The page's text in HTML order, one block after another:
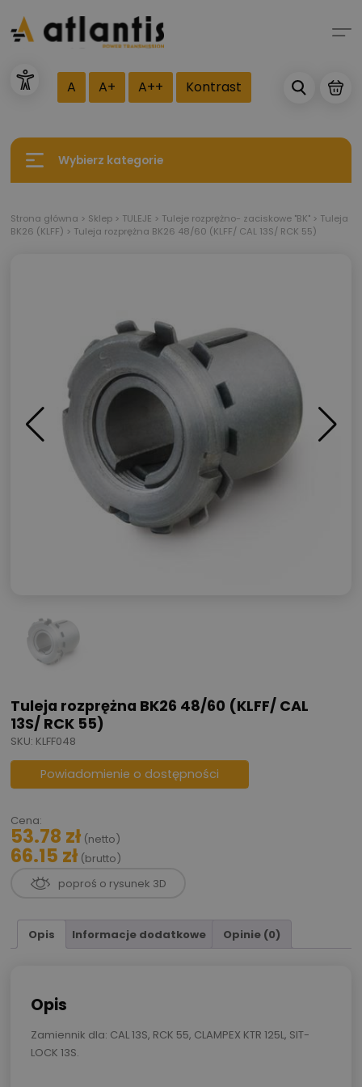
A A+ A++ Kontrast
Wybierz kategorie
Strona główna > Sklep > TULEJE > Tuleje rozprężno- zaciskowe "BK" > Tuleja
BK26 (KLFF) > Tuleja rozprężna BK26 48/60 (KLFF/ CAL 13S/ RCK 55)
Tuleja rozprężna BK26 48/60 (KLFF/ CAL
13S/ RCK 55)
SKU: KLFF048
53.78 zł (netto)
66.15 zł (brutto)
Cena:
Powiadomienie o dostępności
poproś o rysunek 3D
Opis Informacje dodatkowe Opinie (0)
Opis
Zamiennik dla: CAL 13S, RCK 55, CLAMPEX KTR 125L, SIT-
LOCK 13S.